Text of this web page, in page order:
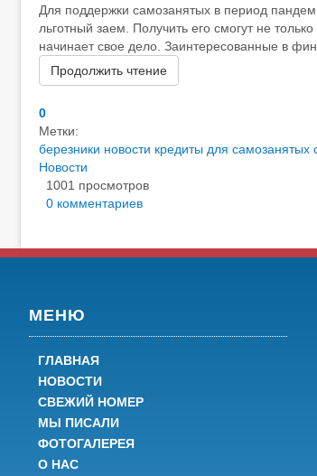
Для поддержки самозанятых в период
льготный заем. Получить его смогут не
начинает свое дело. Заинтересованные в
Продолжить чтение
0
Метки:
березники новости кредиты для самозанятых
Новости
1001 просмотров
0 комментариев
МЕНЮ
ГЛАВНАЯ
НОВОСТИ
СВЕЖИЙ НОМЕР
МЫ ПИСАЛИ
ФОТОГАЛЕРЕЯ
О НАС